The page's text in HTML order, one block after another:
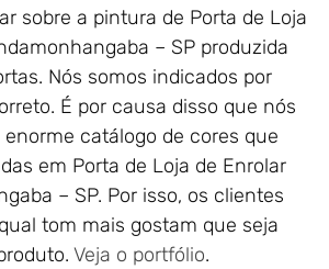
sobre a pintura de Porta de Loja
– SP produzida
Nós somos indicados por
É por causa disso que nós
catálogo de cores que
em Porta de Loja de Enrolar
– SP. Por isso, os clientes
tom mais gostam que seja
Veja o portfólio.